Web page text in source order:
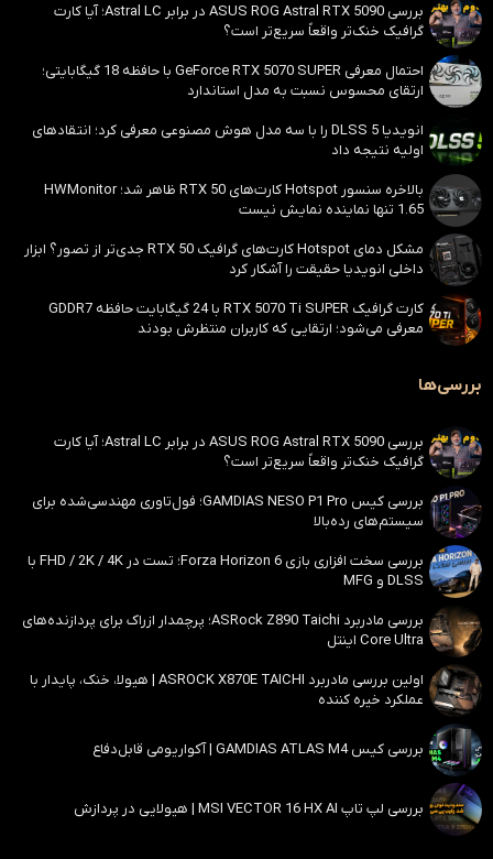
بررسی ASUS ROG Astral RTX 5090 در برابر Astral LC؛ آیا کارت
گرافیک خنک‌تر واقعاً سریع‌تر است؟
احتمال معرفی GeForce RTX 5070 SUPER با حافظه 18 گیگابایتی؛
ارتقای محسوس نسبت به مدل استاندارد
انویدیا DLSS 5 را با سه مدل هوش مصنوعی معرفی کرد؛ انتقادهای
اولیه نتیجه داد
بالاخره سنسور Hotspot کارت‌های RTX 50 ظاهر شد؛ HWMonitor
1.65 تنها نماینده نمایش نیست
مشکل دمای Hotspot کارت‌های گرافیک RTX 50 جدی‌تر از تصور؟ ابزار
داخلی انویدیا حقیقت را آشکار کرد
کارت گرافیک RTX 5070 Ti SUPER با 24 گیگابایت حافظه GDDR7
معرفی می‌شود؛ ارتقایی که کاربران منتظرش بودند
بررسی‌ها
بررسی ASUS ROG Astral RTX 5090 در برابر Astral LC؛ آیا کارت
گرافیک خنک‌تر واقعاً سریع‌تر است؟
بررسی کیس GAMDIAS NESO P1 Pro؛ فول‌تاوری مهندسی‌شده برای
سیستم‌های رده‌بالا
بررسی سخت افزاری بازی Forza Horizon 6؛ تست در FHD / 2K / 4K با
DLSS و MFG
بررسی مادربرد ASRock Z890 Taichi؛ پرچمدار ازراک برای پردازنده‌های
Core Ultra اینتل
اولین بررسی مادربرد ASROCK X870E TAICHI | هیولا، خنک، پایدار با
عملکرد خیره کننده
بررسی کیس GAMDIAS ATLAS M4 | آکواریومی قابل‌دفاع
بررسی لپ تاپ MSI VECTOR 16 HX AI | هیولایی در پردازش